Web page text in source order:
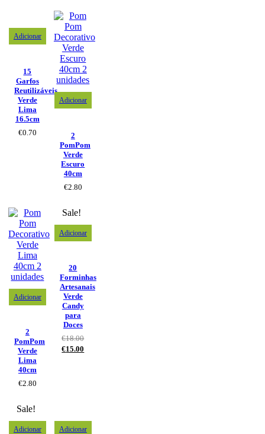
Adicionar
15
Garfos
Reutilizáveis
Verde
Lima
16.5cm
€0.70
Adicionar
2
PomPom
Verde
Escuro
40cm
€2.80
Adicionar
2
PomPom
Verde
Lima
40cm
€2.80
Sale!
Adicionar
20
Forminhas
Artesanais
Verde
Candy
para
Doces
€18.00
€15.00
Sale!
Adicionar Adicionar